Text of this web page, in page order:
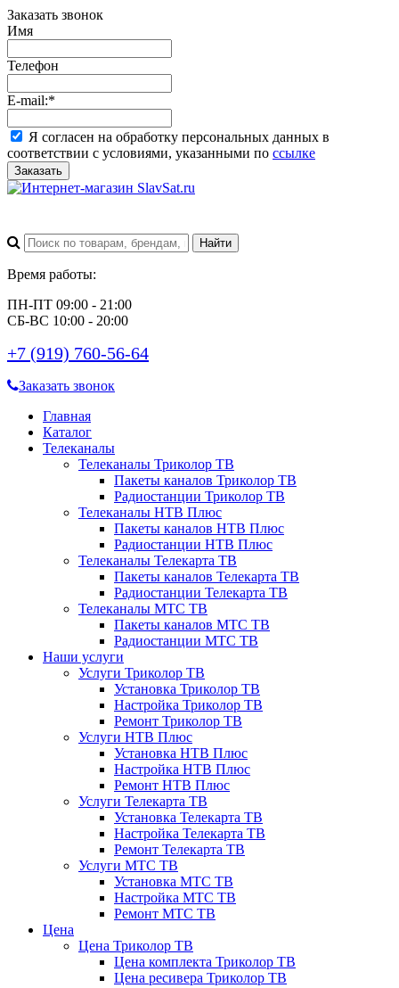
Заказать звонок
Имя
Телефон
E-mail:*
Я согласен на обработку персональных данных в
соответствии с условиями, указанными по ссылке
Заказать
Время работы:
ПН-ПТ 09:00 - 21:00
СБ-ВС 10:00 - 20:00
+7 (919) 760-56-64
Заказать звонок
Главная
Каталог
Телеканалы
Телеканалы Триколор ТВ
Пакеты каналов Триколор ТВ
Радиостанции Триколор ТВ
Телеканалы НТВ Плюс
Пакеты каналов НТВ Плюс
Радиостанции НТВ Плюс
Телеканалы Телекарта ТВ
Пакеты каналов Телекарта ТВ
Радиостанции Телекарта ТВ
Телеканалы МТС ТВ
Пакеты каналов МТС ТВ
Радиостанции МТС ТВ
Наши услуги
Услуги Триколор ТВ
Установка Триколор ТВ
Настройка Триколор ТВ
Ремонт Триколор ТВ
Услуги НТВ Плюс
Установка НТВ Плюс
Настройка НТВ Плюс
Ремонт НТВ Плюс
Услуги Телекарта ТВ
Установка Телекарта ТВ
Настройка Телекарта ТВ
Ремонт Телекарта ТВ
Услуги МТС ТВ
Установка МТС ТВ
Настройка МТС ТВ
Ремонт МТС ТВ
Цена
Цена Триколор ТВ
Цена комплекта Триколор ТВ
Цена ресивера Триколор ТВ